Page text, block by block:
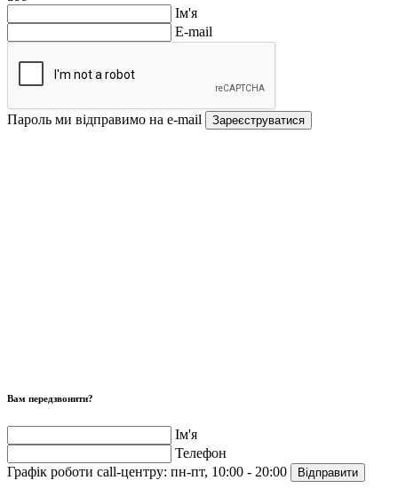
Ім'я
E-mail
Пароль ми відправимо на e-mail Зареєструватися
Вам передзвонити?
Ім'я
Телефон
Графік роботи call-центру: пн-пт, 10:00 - 20:00 Відправити